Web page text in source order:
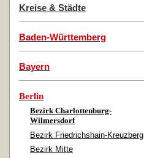
Kreise & Städte
Baden-Württemberg
Bayern
Berlin
Bezirk Charlottenburg-
Wilmersdorf
Bezirk Friedrichshain-Kreuzberg
Bezirk Mitte